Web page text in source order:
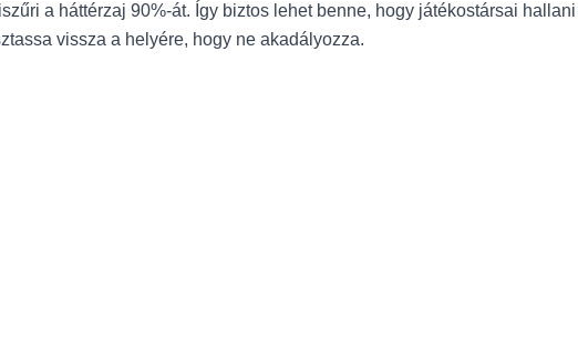
a háttérzaj 90%-át. Így biztos lehet benne, hogy játékostársai
vissza a helyére, hogy ne akadályozza.